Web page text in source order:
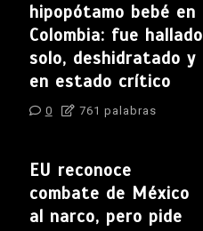
hipopótamo bebé en
Colombia: fue hallado
solo, deshidratado y
en estado crítico
0 761 palabras
EU reconoce
combate de México
al narco, pero pide